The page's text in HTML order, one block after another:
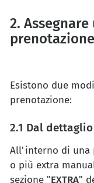
2.
prenotazione
Esistono due
prenotazione:
2.1 Dal
All'interno di una
o più extra
sezione "EXTRA"